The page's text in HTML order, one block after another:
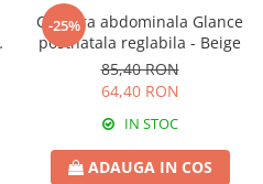
-25%
Centura abdominala Glance
postnatala reglabila - Beige
85,40 RON
64,40 RON
IN STOC
ADAUGA IN COS